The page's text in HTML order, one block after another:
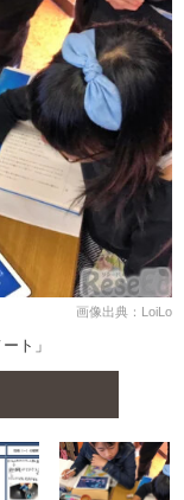
画像出典：LoiLo
ト」